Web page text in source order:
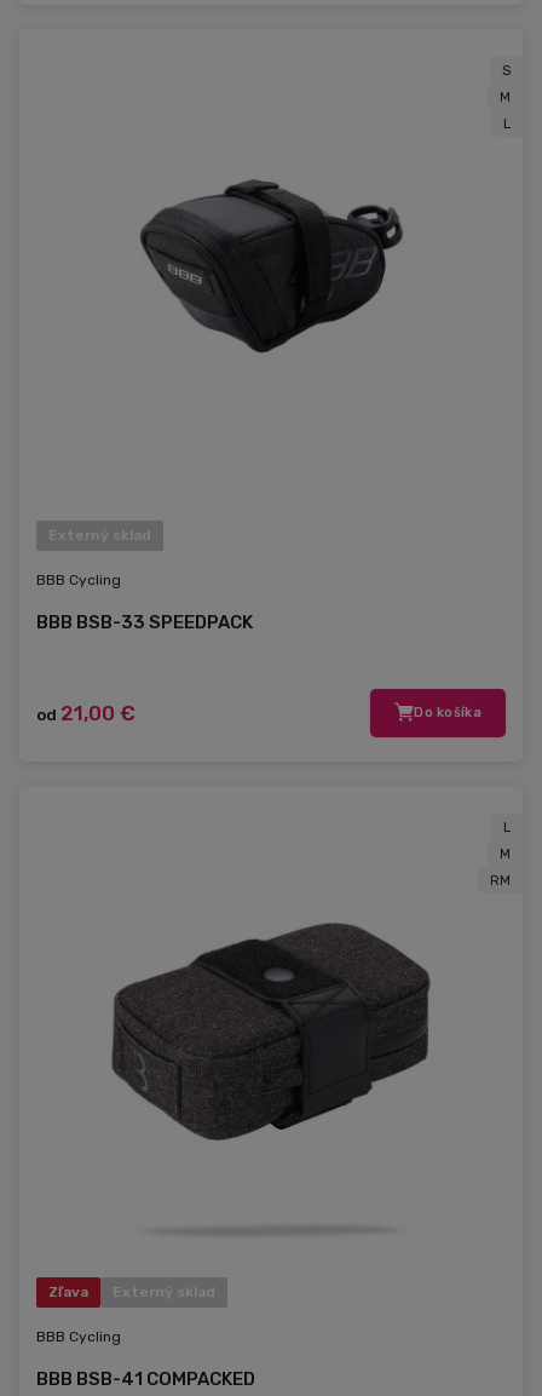
S
M
L
Externý sklad
BBB Cycling
BBB BSB-33 SPEEDPACK
od 21,00 € Do košíka
L
M
RM
Zľava Externý sklad
BBB Cycling
BBB BSB-41 COMPACKED